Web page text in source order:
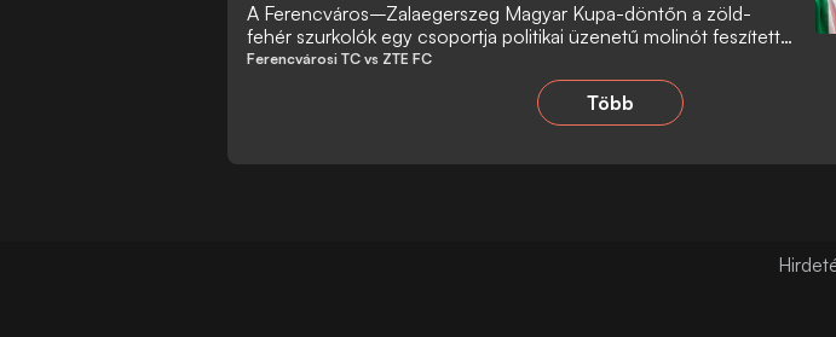
A Ferencváros–Zalaegerszeg Magyar Kupa-döntőn a zöld-
fehér szurkolók egy csoportja politikai üzenetű molinót feszített
volna ki a Puskás Arénában, melyet a biztonsági szolgálat nem
engedélyezett. A drapéria Magyarország új miniszterelnökét,
Magyar Pétert ábrázolta, a Ferencváros szurkolók neki szerettek
Ferencvárosi TC vs ZTE FC
Több